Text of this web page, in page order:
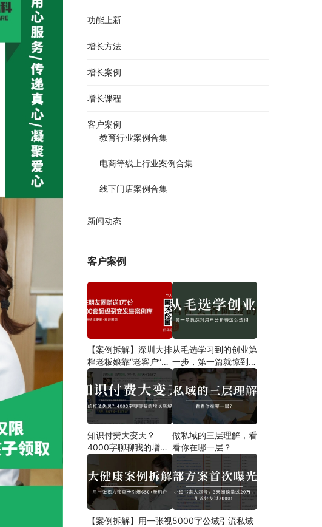
功能上新
增长方法
增长案例
增长课程
客户案例
教育行业案例合集
电商等线上行业案例合集
线下门店案例合集
新闻动态
客户案例
【案例拆解】深圳大排
档老板娘靠“老客户”一
招翻盘，营业额狂飙翻
倍，8点后爆满停单！
从毛选学习到的创业第
一步​，第一篇就惊到我
了！
知识付费大变天？
4000字聊聊我的增长
新解法
做私域的三层理解，看
看你在哪一层？
【案例拆解】用一张视5000字公域引流私域